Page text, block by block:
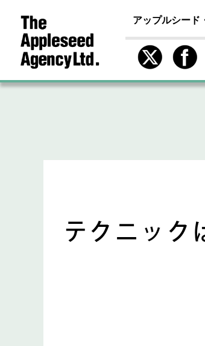
アップルシード
テクニック